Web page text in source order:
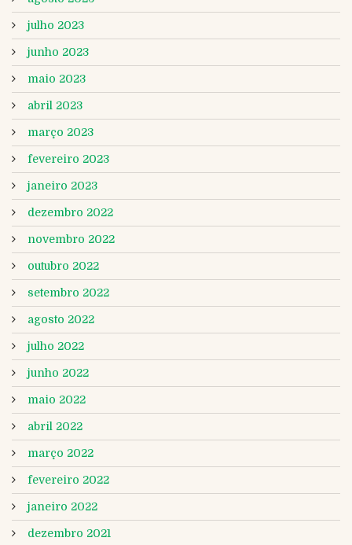
julho 2023
junho 2023
maio 2023
abril 2023
março 2023
fevereiro 2023
janeiro 2023
dezembro 2022
novembro 2022
outubro 2022
setembro 2022
agosto 2022
julho 2022
junho 2022
maio 2022
abril 2022
março 2022
fevereiro 2022
janeiro 2022
dezembro 2021